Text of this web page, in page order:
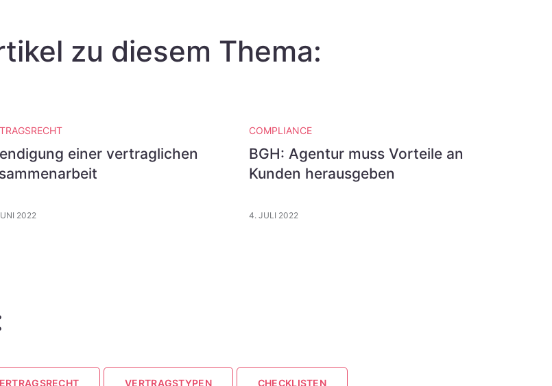
zu diesem Thema:
einer vertraglichen
2022
COMPLIANCE
BGH: Agentur muss Vorteile an
Kunden herausgeben
4. JULI 2022
VERTRAGSTYPEN CHECKLISTEN